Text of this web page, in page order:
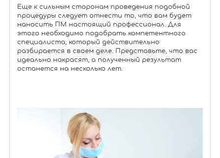
Еще к сильным сторонам проведения подобной
процедуры следует отнести то, что вам будет
наносить ПМ настоящий профессионал. Для
этого необходимо подобрать компетентного
специалиста, который действительно
разбирается в своем деле. Представьте, что вас
идеально накрасят, а полученный результат
останется на несколько лет.